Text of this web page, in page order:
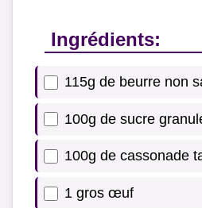
Ingrédients:
115g de beurre non
100g de sucre
100g de cassonade
1 gros œuf